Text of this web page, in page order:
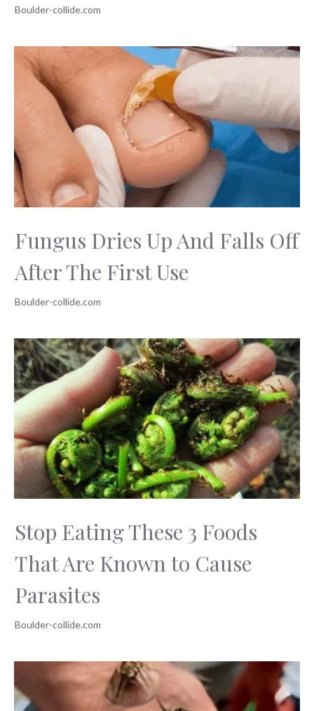
Fungus Dries Up And Falls Off
After The First Use
Stop Eating These 3 Foods
That Are Known to Cause
Parasites